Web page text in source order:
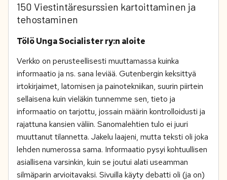
150 Viestintäresurssien kartoittaminen ja
tehostaminen
Tölö Unga Socialister ry:n aloite
Verkko on perusteellisesti muuttamassa kuinka
informaatio ja ns. sana leviää. Gutenbergin keksittyä
irtokirjaimet, latomisen ja painotekniikan, suurin piirtein
sellaisena kuin vieläkin tunnemme sen, tieto ja
informaatio on tarjottu, jossain määrin kontrolloidusti ja
rajattuna kansien väliin. Sanomalehtien tulo ei juuri
muuttanut tilannetta. Jakelu laajeni, mutta teksti oli joka
lehden numerossa sama. Informaatio pysyi kohtuullisen
asiallisena varsinkin, kuin se joutui alati useamman
silmäparin arvioitavaksi. Sivuilla käyty debatti oli (ja on)